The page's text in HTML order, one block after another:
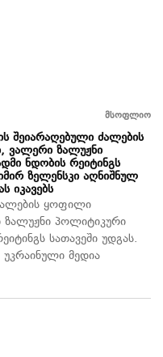
მსოფლიო
შეიარაღებული ძალების
ზალუჟნი
ნდობის რეიტინგს
ზელენსკი აღნიშნულ
იკავებს
ყოფილი
პოლიტიკური
სათავეში უდგას.
უკრაინული მედია